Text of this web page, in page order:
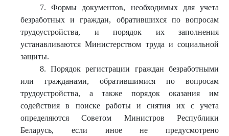
7. Формы документов, необходимых для учета
безработных и граждан, обратившихся по вопросам
трудоустройства, и порядок их заполнения
устанавливаются Министерством труда и социальной
защиты.
8. Порядок регистрации граждан безработными
или гражданами, обратившимися по вопросам
трудоустройства, а также порядок оказания им
содействия в поиске работы и снятия их с учета
определяются Советом Министров Республики
Беларусь, если иное не предусмотрено